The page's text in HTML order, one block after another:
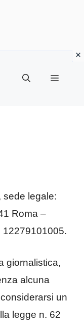
Menu
sede legale:
Roma –
12279101005.
giornalistica,
alcuna
un
legge n. 62